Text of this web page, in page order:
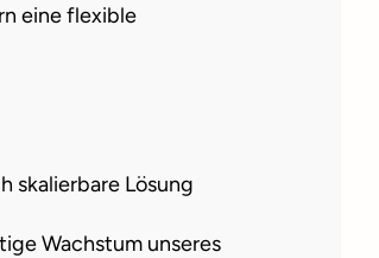
eine flexible
skalierbare Lösung
Wachstum unseres